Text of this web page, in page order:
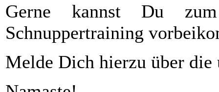
Gerne kannst Du zum
Schnuppertraining
Melde Dich hierzu über